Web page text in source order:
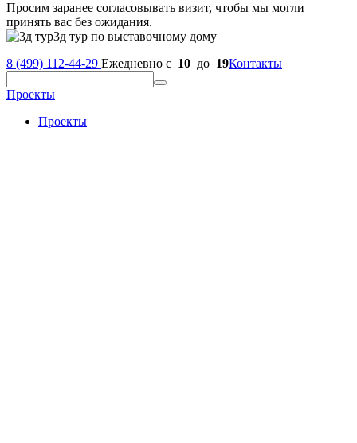
Просим заранее согласовывать визит, чтобы мы могли
принять вас без ожидания.
3д тур по выставочному дому
8 (499) 112-44-29 Ежедневно с 10 до 19Контакты
Проекты
Проекты